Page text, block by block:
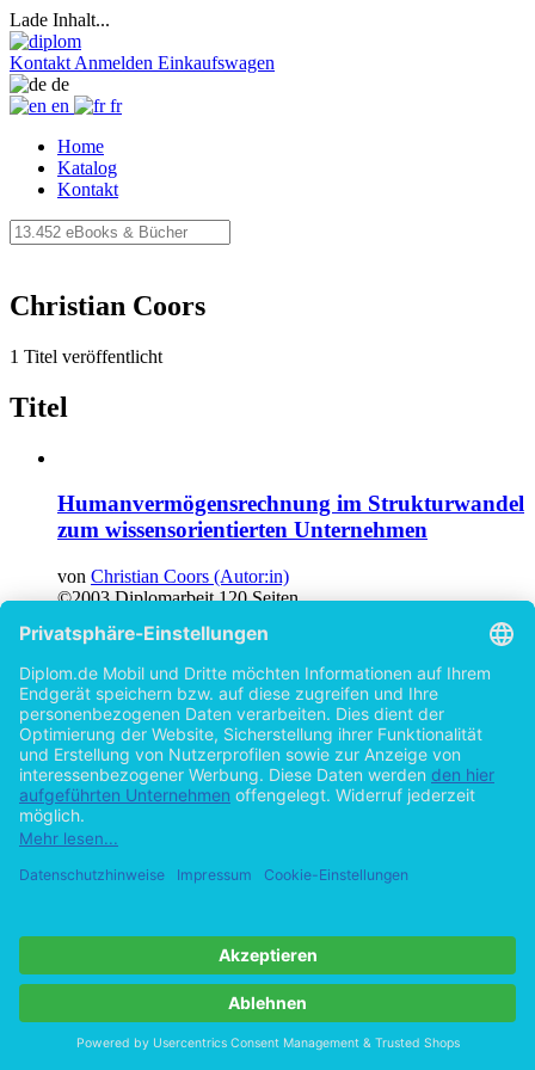
Lade Inhalt...
Kontakt Anmelden Einkaufswagen
de
en
fr
Home
Katalog
Kontakt
Christian Coors
1 Titel veröffentlicht
Titel
Humanvermögensrechnung im Strukturwandel
zum wissensorientierten Unternehmen
von Christian Coors (Autor:in)
©2003 Diplomarbeit 120 Seiten
Hilfe/FAQ
Datenschutz
AGB
Vertrag widerrufen
Zur Desktop-Version
Copyright ©Imprint in der Bedey & Thoms Media GmbH powered
byOpen Publishing
Cookie-Einstellungen